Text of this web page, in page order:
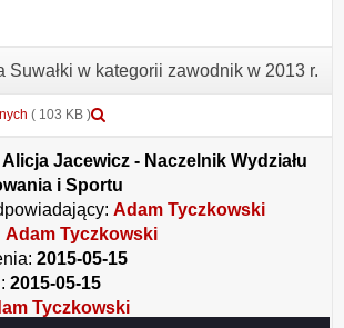
Suwałki w kategorii zawodnik w 2013 r.
( 103 KB )
załącznika
Wykaz
nagrodzonych
Alicja Jacewicz - Naczelnik Wydziału
i Sportu
Adam Tyczkowski
Adam Tyczkowski
2015-05-15
2015-05-15
Tyczkowski